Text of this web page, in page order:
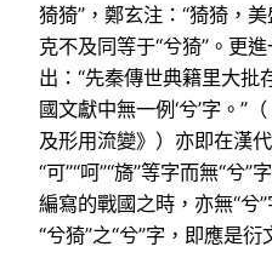
猗猗”，鄭玄注：“猗猗，
克不及同等于“兮猗”。更
出：“先秦傳世典籍里大批
國文獻中無一例‘兮’字。”
及形用流變》）亦即在漢
“可”“呵”“旖”等字而無“兮”
編寫的戰國之時，亦無“兮
“兮猗”之“兮”字，即應是衍